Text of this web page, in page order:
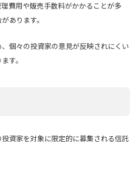
費用や販売手数料がかかることが多
あります。
個々の投資家の意見が反映されにくい
す。
資家を対象に限定的に募集される信託